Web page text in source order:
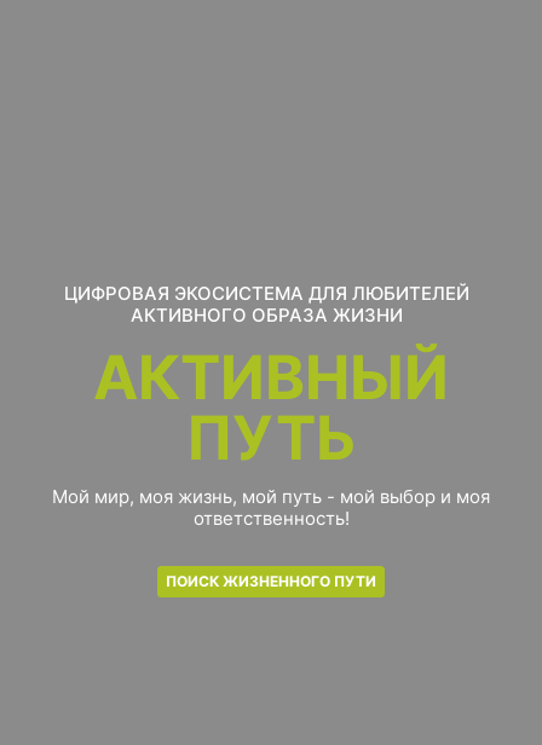
ЦИФРОВАЯ ЭКОСИСТЕМА ДЛЯ ЛЮБИТЕЛЕЙ
АКТИВНОГО ОБРАЗА ЖИЗНИ
АКТИВНЫЙ
ПУТЬ
Мой мир, моя жизнь, мой путь - мой выбор и моя
ответственность!
ПОИСК ЖИЗНЕННОГО ПУТИ